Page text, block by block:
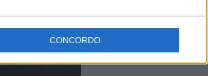
CONCORDO